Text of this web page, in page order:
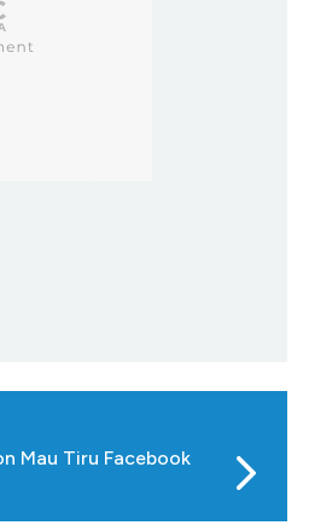
Mau Tiru Facebook